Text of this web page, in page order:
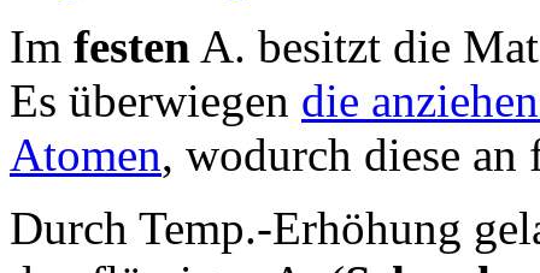
Im festen A. besitzt die
Es überwiegen die
Atomen, wodurch diese an
Durch Temp.-Erhöhung